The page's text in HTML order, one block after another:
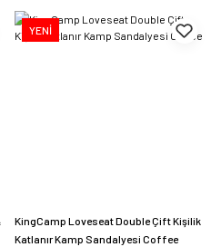
YENİ
KingCamp Loveseat Double Çift Kişilik
Katlanır Kamp Sandalyesi Coffee